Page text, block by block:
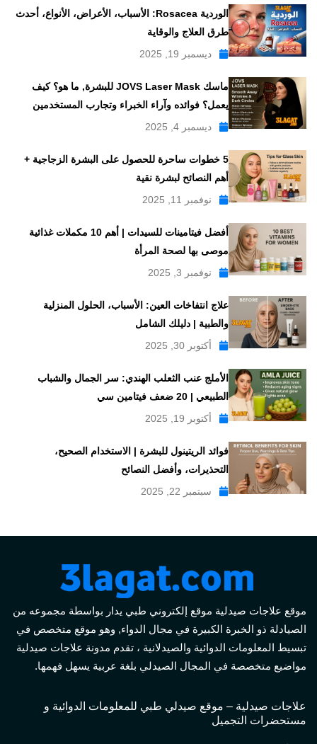
الوردية Rosacea: الأسباب، الأعراض، الأنواع، أحدث
طرق العلاج والوقاية
ديسمبر 19, 2025
ماسك JOVS Laser Mask للبشرة, ما هو؟ كيف
يعمل؟ فوائده وآراء الخبراء وتجارب المستخدمين
ديسمبر 4, 2025
5 خطوات ساحرة للحصول على البشرة الزجاجية +
أهم النصائح لبشرة نقية
نوفمبر 11, 2025
أفضل فيتامينات للسيدات | أهم 10 مكملات غذائية
موصى بها لصحة المرأة
نوفمبر 3, 2025
علاج انتفاخات العين: الأسباب، الحلول المنزلية
والطبية | دليلك الشامل
أكتوبر 30, 2025
الأملج عنب الثعلب الهندي: سر الجمال والشباب
الطبيعي | 20 ضعف فيتامين سي
أكتوبر 19, 2025
فوائد الريتينول للبشرة | الاستخدام الصحيح،
التحذيرات، وأفضل النصائح
سبتمبر 22, 2025
موقع علاجات صيدلية موقع إلكتروني طبي يدار بواسطة مجموعه من
الصيادلة ذو الخبرة الكبيرة في مجال الدواء, وهو موقع متخصص في
تبسيط المعلومات الدوائية والصيدلانية ، تقدم مدونة علاجات صيدلية
مواضيع متخصصة في المجال الصيدلي بلغة عربية يسهل فهمها.
علاجات صيدلية – موقع صيدلي طبي للمعلومات الدوائية و
مستحضرات التجميل